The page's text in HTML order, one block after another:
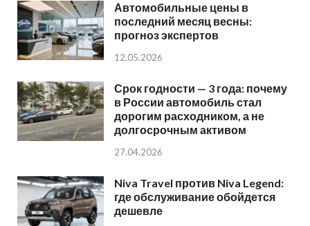
Автомобильные цены в
последний месяц весны:
прогноз экспертов
12.05.2026
Срок годности — 3 года: почему
в России автомобиль стал
дорогим расходником, а не
долгосрочным активом
27.04.2026
Niva Travel против Niva Legend:
где обслуживание обойдется
дешевле